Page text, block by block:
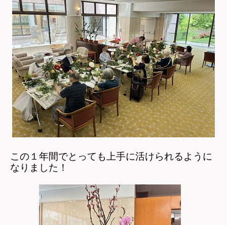
この１年間でとっても上手に活けられるように
なりました！